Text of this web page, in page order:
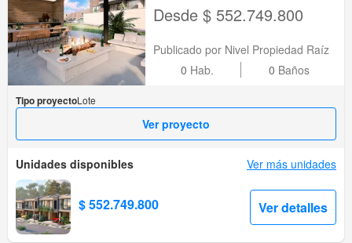
Desde $ 552.749.800
Publicado por Nivel Propiedad Raíz
0 Hab. 0 Baños
Tipo proyectoLote
Ver proyecto
Unidades disponibles Ver más unidades
$ 552.749.800 Ver detalles